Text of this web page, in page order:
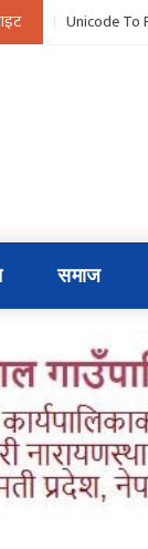
Unicode To
समाज